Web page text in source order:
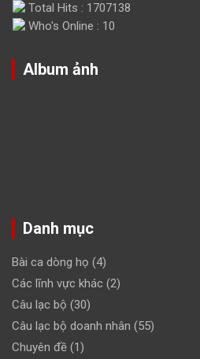
Total Hits : 1707138
Who's Online : 10
Album ảnh
Danh mục
Bài ca dòng họ (4)
Các lĩnh vực khác (2)
Câu lạc bộ (30)
Câu lạc bộ doanh nhân (55)
Chuyên đề (1)